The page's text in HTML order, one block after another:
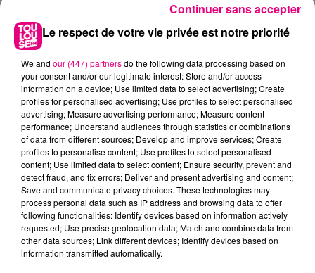
22 juillet 2026
Toulouse : circulation perturbée dans le
secteur François Verdier...
Le respect de votre vie privée est notre priorité
We and our (447) partnersdo the following data processing based on
your consent and/or our legitimate interest: Store and/or access
information on a device; Use limited data to select advertising; Create
profiles for personalised advertising; Use profiles to select personalised
advertising; Measure advertising performance; Measure content
performance; Understand audiences through statistics or combinations
of data from different sources; Develop and improve services; Create
profiles to personalise content; Use profiles to select personalised
content; Use limited data to select content; Ensure security, prevent and
detect fraud, and fix errors; Deliver and present advertising and content;
Save and communicate privacy choices. These technologies may
process personal data such as IP address and browsing data to offer
following functionalities: Identify devices based on information actively
requested; Use precise geolocation data; Match and combine data from
other data sources; Link different devices; Identify devices based on
information transmitted automatically.
Continuer sans accepter